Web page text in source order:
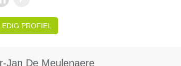
PROFIEL
Jan De Meulenaere